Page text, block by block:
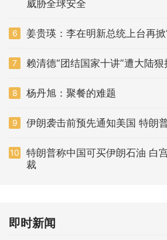
威胁全球安全
6 姜贵瑛：李在明新总统上台再掀
7 赖清德“团结国家十讲”遭大陆狠
8 杨丹旭：聚餐的难题
9 伊朗袭击前预先通知美国 特朗
10
特朗普称中国可买伊朗石油 白
裁
即时新闻